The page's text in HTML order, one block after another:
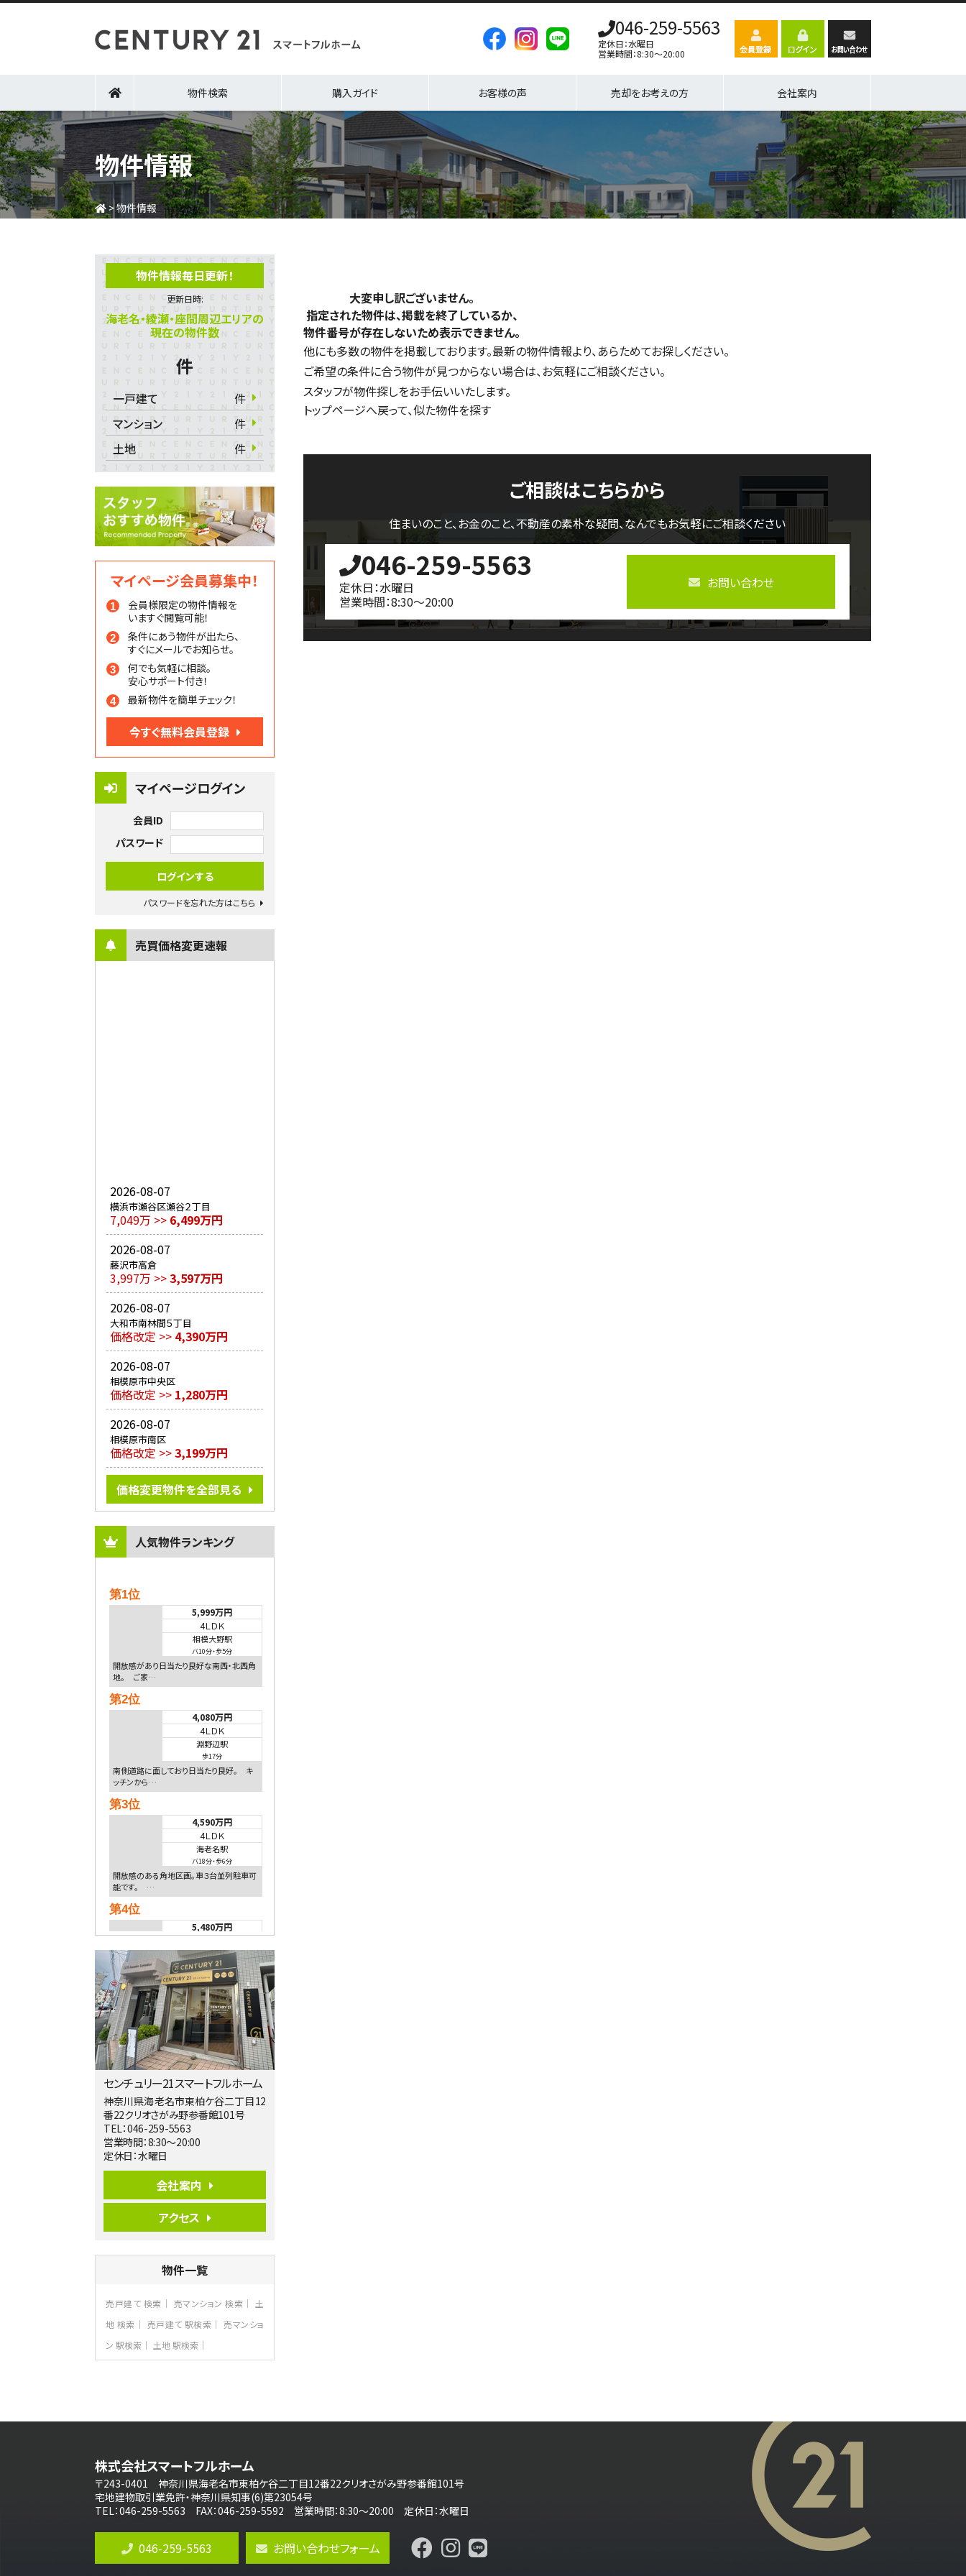
046-259-5563
定休日：水曜日
営業時間：8:30～20:00
物件検索 購入ガイド お客様の声 売却をお考えの方 会社案内
物件情報
>物件情報
物件情報毎日更新！
更新日時:
海老名・綾瀬・座間周辺エリアの
現在の物件数
件
一戸建て
件
マンション
件
土地
件
マイページ会員募集中！
会員様限定の物件情報を
いますぐ閲覧可能！
条件にあう物件が出たら、
すぐにメールでお知らせ。
何でも気軽に相談。
安心サポート付き！
最新物件を簡単チェック！
今すぐ無料会員登録
マイページログイン
会員ID
パスワード
パスワードを忘れた方はこちら
売買価格変更速報
2026-08-07
横浜市瀬谷区瀬谷２丁目
7,049万 >> 6,499万円
2026-08-07
藤沢市高倉
3,997万 >>3,597万円
2026-08-07
大和市南林間５丁目
価格改定 >> 4,390万円
2026-08-07
相模原市中央区
価格改定 >> 1,280万円
2026-08-07
相模原市南区
価格改定 >>3,199万円
価格変更物件を全部見る
人気物件ランキング
第1位
5,999万円
4ＬＤＫ
相模大野駅
バ10分・歩5分
開放感があり日当たり良好な南西・北西角
地。 ご家…
第2位
4,080万円
4ＬＤＫ
淵野辺駅
歩17分
南側道路に面しており日当たり良好。 キ
ッチンから…
第3位
4,590万円
4ＬＤＫ
海老名駅
バ18分・歩6分
開放感のある角地区画。車３台並列駐車可
能です。 …
第4位
5,480万円
相模大野駅
バ9分・ 歩4分
２０１５年６月築、積水ハウス施工住宅で
す。 南東…
第5位
3,680万円
4ＬＤＫ
橋本駅
バ19分・歩8分
開放感があり日当たり良好な南西・北西角
地区画。 …
第6位
3,680万円
4ＳＬＤＫ
リビングダイニング部分の床暖房完備 車
並列2台駐…
4ＬＤＫ
長後駅
機や浴…
第8位
3,680万円
4ＬＤＫ
4ＬＤＫ
桜ヶ丘駅
バ14分 ・歩4分
LDK約20帖とゆとりある広さ！WIC、SIC
の…
3,180万円
センチュリー21スマートフルホーム
神奈川県海老名市東柏ケ谷二丁目12
番22クリオさがみ野参番館101号
TEL：046-259-5563
営業時間：8:30～20:00
定休日：水曜日
会社案内
アクセス
物件一覧
売戸建て 検索 売マンション 検索
土
地 検索
売戸建て 駅検索
売マンショ
ン 駅検索
土地 駅検索
大変申し訳ございません。
指定された物件は、掲載を終了しているか、
物件番号が存在しないため表示できません。
他にも多数の物件を掲載しております。最新の物件情報より、あらためてお探しください。
ご希望の条件に合う物件が見つからない場合は、お気軽にご相談ください。
スタッフが物件探しをお手伝いいたします。
トップページへ戻って、似た物件を探す
ご相談はこちらから
住まいのこと、お金のこと、不動産の素朴な疑問、なんでもお気軽にご相談ください
046-259-5563
定休日：水曜日
営業時間：8:30～20:00
お問い合わせ
株式会社スマートフルホーム
〒243-0401 神奈川県海老名市東柏ケ谷二丁目12番22クリオさがみ野参番館101号
宅地建物取引業免許・神奈川県知事(6)第23054号
TEL：046-259-5563 FAX：046-259-5592 営業時間：8:30～20:00 定休日：水曜日
046-259-5563 お問い合わせフォーム